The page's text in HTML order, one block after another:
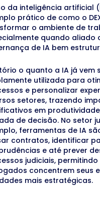
da inteligência artificial
prático de como o
o ambiente de
quando aliado
de IA bem
o quanto a IA já vem
utilizada para
e personalizar
setores, trazendo
em
de decisão. No setor
ferramentas de IA
contratos, identificar
e até prever
judiciais, permitindo
concentrem seus
mais estratégicas.